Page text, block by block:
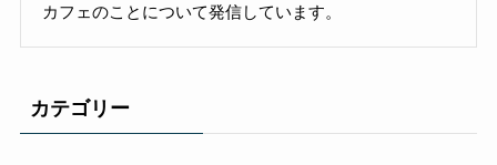
カフェのことについて発信しています。
カテゴリー